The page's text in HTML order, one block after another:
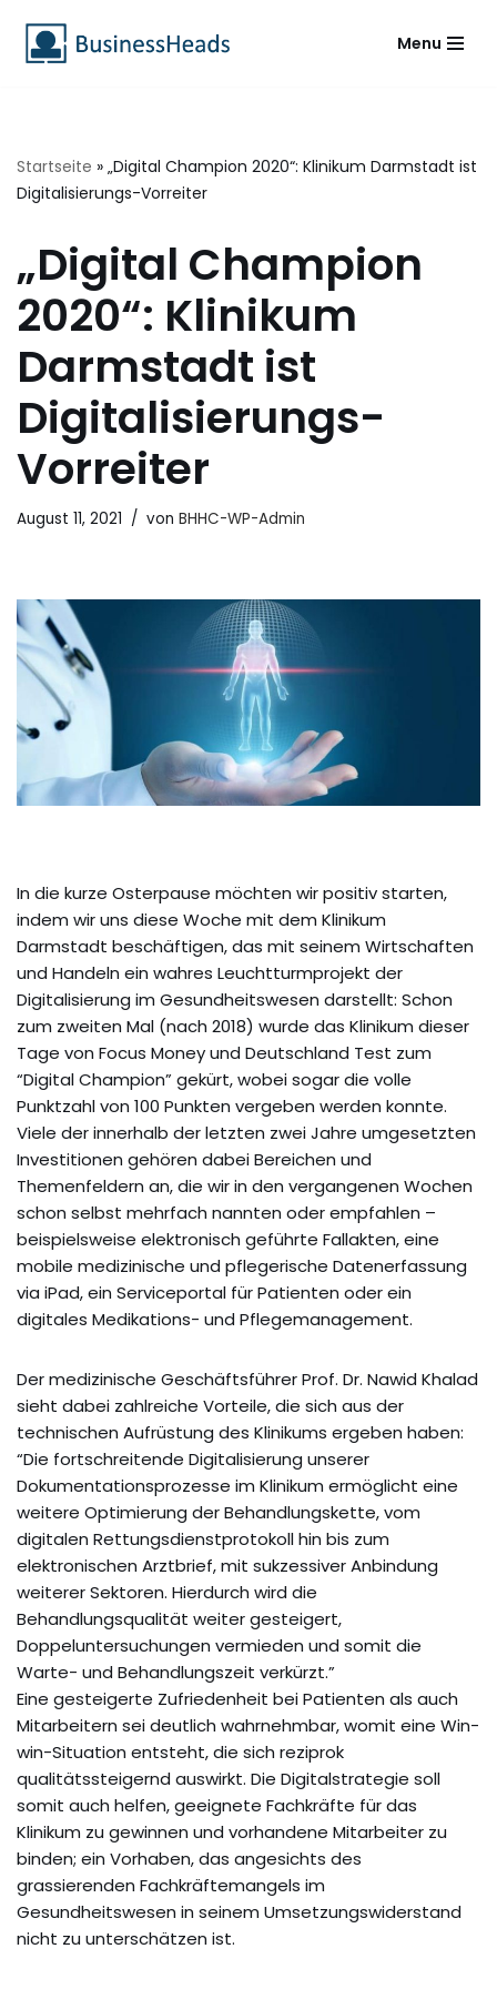
Zum
Menu
Startseite » „Digital Champion 2020“: Klinikum Darmstadt ist
Digitalisierungs-Vorreiter
„Digital Champion
2020“: Klinikum
Darmstadt ist
Digitalisierungs-
Vorreiter
August 11, 2021 von BHHC-WP-Admin
In die kurze Osterpause möchten wir positiv starten,
indem wir uns diese Woche mit dem Klinikum
Darmstadt beschäftigen, das mit seinem Wirtschaften
und Handeln ein wahres Leuchtturmprojekt der
Digitalisierung im Gesundheitswesen darstellt: Schon
zum zweiten Mal (nach 2018) wurde das Klinikum dieser
Tage von Focus Money und Deutschland Test zum
“Digital Champion” gekürt, wobei sogar die volle
Punktzahl von 100 Punkten vergeben werden konnte.
Viele der innerhalb der letzten zwei Jahre umgesetzten
Investitionen gehören dabei Bereichen und
Themenfeldern an, die wir in den vergangenen Wochen
schon selbst mehrfach nannten oder empfahlen –
beispielsweise elektronisch geführte Fallakten, eine
mobile medizinische und pflegerische Datenerfassung
via iPad, ein Serviceportal für Patienten oder ein
digitales Medikations- und Pflegemanagement.
Der medizinische Geschäftsführer Prof. Dr. Nawid Khalad
sieht dabei zahlreiche Vorteile, die sich aus der
technischen Aufrüstung des Klinikums ergeben haben:
“Die fortschreitende Digitalisierung unserer
Dokumentationsprozesse im Klinikum ermöglicht eine
weitere Optimierung der Behandlungskette, vom
digitalen Rettungsdienstprotokoll hin bis zum
elektronischen Arztbrief, mit sukzessiver Anbindung
weiterer Sektoren. Hierdurch wird die
Behandlungsqualität weiter gesteigert,
Doppeluntersuchungen vermieden und somit die
Warte- und Behandlungszeit verkürzt.”
Eine gesteigerte Zufriedenheit bei Patienten als auch
Mitarbeitern sei deutlich wahrnehmbar, womit eine Win-
win-Situation entsteht, die sich reziprok
qualitätssteigernd auswirkt. Die Digitalstrategie soll
somit auch helfen, geeignete Fachkräfte für das
Klinikum zu gewinnen und vorhandene Mitarbeiter zu
binden; ein Vorhaben, das angesichts des
grassierenden Fachkräftemangels im
Gesundheitswesen in seinem Umsetzungswiderstand
nicht zu unterschätzen ist.